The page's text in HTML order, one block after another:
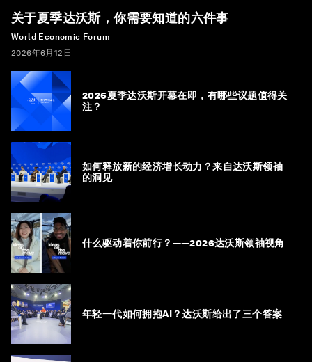
关于夏季达沃斯，你需要知道的六件事
World Economic Forum
2026年6月12日
2026夏季达沃斯开幕在即，有哪些议题值得关
注？
如何释放新的经济增长动力？来自达沃斯领袖
的洞见
什么驱动着你前行？——2026达沃斯领袖视角
年轻一代如何拥抱AI？达沃斯给出了三个答案